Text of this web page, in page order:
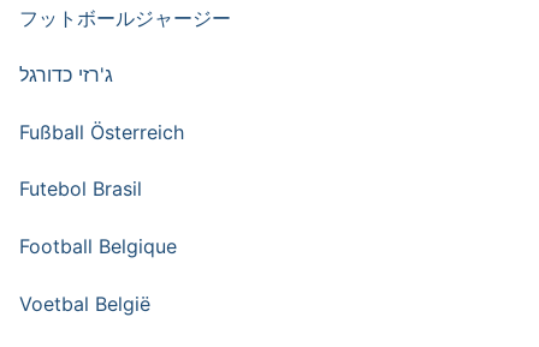
フットボールジャージー
ג'רזי כדורגל
Fußball Österreich
Futebol Brasil
Football Belgique
Voetbal België